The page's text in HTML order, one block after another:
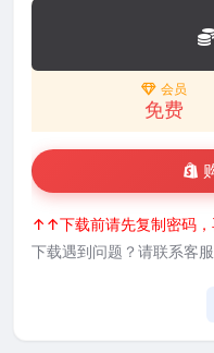
会员
免费
↑↑下载前请先复制密码
下载遇到问题？请联系客